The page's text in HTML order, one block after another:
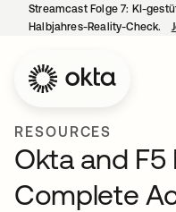
Streamcast Folge 7: KI-
Halbjahres-Reality-Check.
RESOURCES
Okta and
Complete